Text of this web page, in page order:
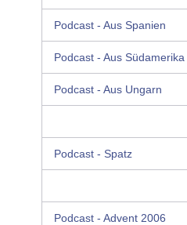
Podcast - Aus Spanien
Podcast - Aus Südamerika
Podcast - Aus Ungarn
Podcast - Spatz
Podcast - Advent 2006